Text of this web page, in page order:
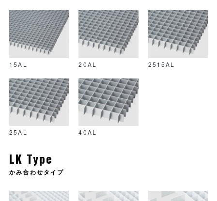
15AL 20AL 2515AL
25AL 40AL
LK Type
かみ合わせタイプ